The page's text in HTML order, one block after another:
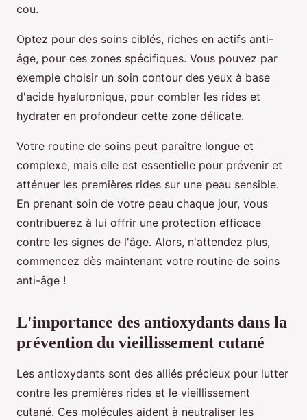
cou.
Optez pour des soins ciblés, riches en actifs anti-
âge, pour ces zones spécifiques. Vous pouvez par
exemple choisir un soin contour des yeux à base
d'acide hyaluronique, pour combler les rides et
hydrater en profondeur cette zone délicate.
Votre routine de soins peut paraître longue et
complexe, mais elle est essentielle pour prévenir et
atténuer les premières rides sur une peau sensible.
En prenant soin de votre peau chaque jour, vous
contribuerez à lui offrir une protection efficace
contre les signes de l'âge. Alors, n'attendez plus,
commencez dès maintenant votre routine de soins
anti-âge !
L'importance des antioxydants dans la
prévention du vieillissement cutané
Les antioxydants sont des alliés précieux pour lutter
contre les premières rides et le vieillissement
cutané. Ces molécules aident à neutraliser les